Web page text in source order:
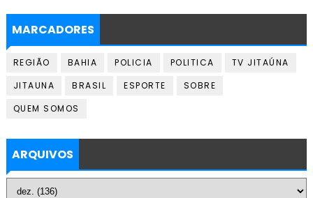
MARCADORES
REGIÃO BAHIA POLICIA POLITICA
TV JITAÚNA
JITAUNA
BRASIL ESPORTE
SOBRE
QUEM SOMOS
ARQUIVOS